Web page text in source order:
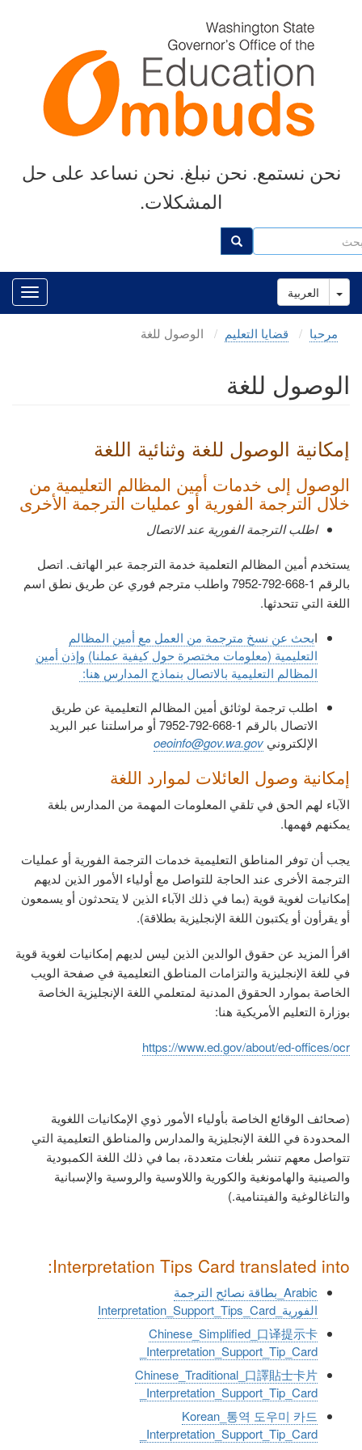
بحث
نحن نستمع. نحن نبلغ. نحن نساعد على حل
المشكلات.
العربية
Toggle Dropdown
مرحبا قضايا التعليم الوصول للغة
الوصول للغة
إمكانية الوصول للغة وثنائية اللغة
الوصول إلى خدمات أمين المظالم التعليمية من
خلال الترجمة الفورية أو عمليات الترجمة الأخرى
اطلب الترجمة الفورية عند الاتصال
يستخدم أمين المظالم التعلمية خدمة الترجمة عبر الهاتف. اتصل
بالرقم 1-668-792-7952
واطلب مترجم فوري عن طريق نطق اسم
اللغة التي تتحدثها.
ابحث عن نسخ مترجمة من العمل مع أمين المظالم
التعليمية (معلومات مختصرة حول كيفية عملنا) وإذن أمين
المظالم التعليمية بالاتصال بنماذج المدارس هنا:
اطلب ترجمة لوثائقأمين المظالم التعليمية عن طريق
الاتصال بالرقم 1-668-792-7952
أو مراسلتنا عبر البريد
الإلكتروني oeoinfo@gov.wa.gov
إمكانية وصول العائلات لموارد اللغة
الآباء لهم الحق في تلقي المعلومات المهمة من المدارس بلغة
يمكنهم فهمها.
يجب أن توفر المناطق التعليمية خدمات الترجمة الفورية أو عمليات
الترجمة الأخرى عند الحاجة للتواصل مع أولياء الأمور الذين لديهم
إمكانيات لغوية قوية (بما في ذلك الآباء الذين لا يتحدثون أو يسمعون
أو يقرأون أو يكتبون اللغة الإنجليزية بطلاقة).
اقرأ المزيد عن حقوق الوالدين الذين ليس لديهم إمكانيات لغوية قوية
في للغة الإنجليزية والتزامات المناطق التعليمية في صفحة الويب
الخاصة بموارد الحقوق المدنية لمتعلمي اللغة الإنجليزية الخاصة
بوزارة التعليم الأمريكية هنا:
https://www.ed.gov/about/ed-offices/ocr
(صحائف الوقائع الخاصة بأولياء الأمور ذوي الإمكانيات اللغوية
المحدودة في اللغة الإنجليزية والمدارس والمناطق التعليمية التي
تتواصل معهم تنشر بلغات متعددة، بما في ذلك اللغة الكمبودية
والصينية والهامونغية والكورية واللاوسية والروسية والإسبانية
والتاغالوغية والفيتنامية.)
Interpretation Tips Card translated into:
Arabic_بطاقة نصائح الترجمة
الفورية_Interpretation_Support_Tips_Card
Chinese_Simplified_口译提示卡
_Interpretation_Support_Tip_Card
Chinese_Traditional_口譯貼士卡片
_Interpretation_Support_Tip_Card
Korean_통역 도우미 카드
_Interpretation_Support_Tip_Card